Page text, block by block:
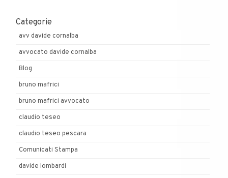
Categorie
avv davide cornalba
avvocato davide cornalba
Blog
bruno mafrici
bruno mafrici avvocato
claudio teseo
claudio teseo pescara
Comunicati Stampa
davide lombardi